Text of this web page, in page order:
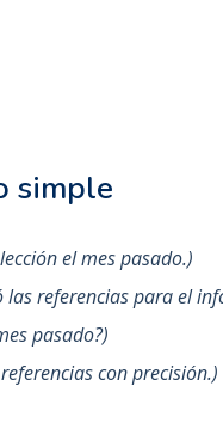
simple
el mes pasado.
las referencias para el
pasado?
con precisión.